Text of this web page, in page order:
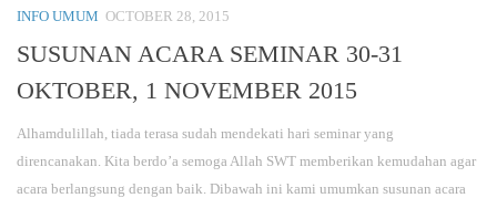
INFO UMUM OCTOBER 28, 2015
SUSUNAN ACARA SEMINAR 30-31
OKTOBER, 1 NOVEMBER 2015
Alhamdulillah, tiada terasa sudah mendekati hari seminar yang
direncanakan. Kita berdo’a semoga Allah SWT memberikan kemudahan agar
acara berlangsung dengan baik. Dibawah ini kami umumkan susunan acara